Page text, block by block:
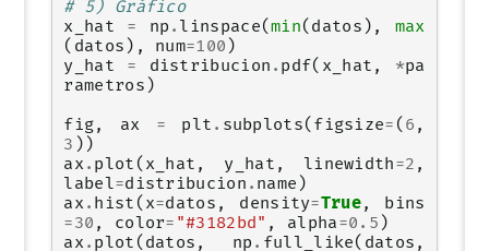
# 5) Gráfico
x_hat
= np . linspace(min( datos ),
max
( datos ), num=100 )
y_hat
= distribucion . pdf( x_hat , *pa
rametros )
fig, ax = plt . subplots( figsize= ( 6 ,
3 ))
ax . plot ( x_hat , y_hat , linewidth=2 ,
label=distribucion . name )
ax . hist ( x=datos , density=True,
bins
=30 , color= "#3182bd" , alpha=0.5 )
ax . plot ( datos , np . full_like( datos ,